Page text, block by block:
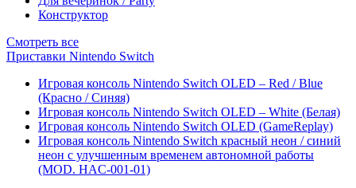
Конструктор
Смотреть все
Приставки Nintendo Switch
Игровая консоль Nintendo Switch OLED – Red / Blue
(Красно / Синяя)
Игровая консоль Nintendo Switch OLED – White (Белая)
Игровая консоль Nintendo Switch OLED (GameReplay)
Игровая консоль Nintendo Switch красный неон / синий
неон с улучшенным временем автономной работы
(MOD. HAC-001-01)